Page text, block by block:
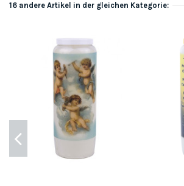
16 andere Artikel in der gleichen Kategorie: